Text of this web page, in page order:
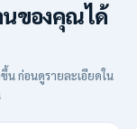
นของคุณได้
น ก่อนดูรายละเอียดใน